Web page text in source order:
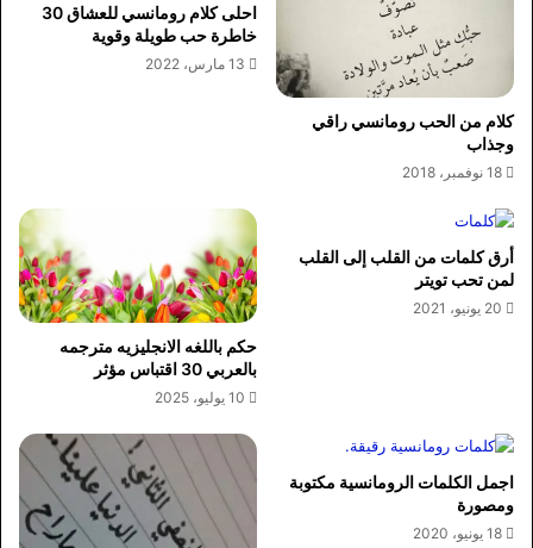
كلام من الحب رومانسي راقي
وجذاب
18 نوفمبر، 2018
احلى كلام رومانسي للعشاق 30
خاطرة حب طويلة وقوية
13 مارس، 2022
أرق كلمات من القلب إلى القلب
لمن تحب تويتر
20 يونيو، 2021
حكم باللغه الانجليزيه مترجمه
بالعربي 30 اقتباس مؤثر
10 يوليو، 2025
اجمل الكلمات الرومانسية مكتوبة
ومصورة
18 يونيو، 2020